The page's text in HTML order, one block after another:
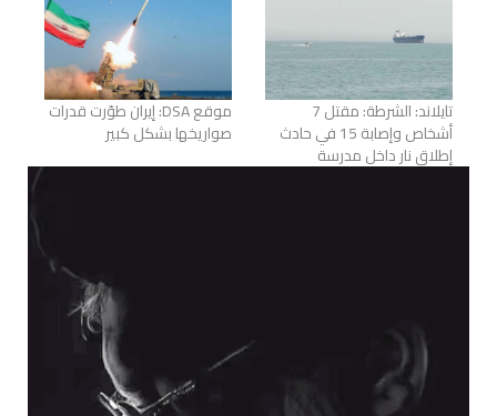
تايلاند: الشرطة: مقتل 7
أشخاص وإصابة 15 في حادث
إطلاق نار داخل مدرسة
موقع DSA: إيران طوّرت قدرات
صواريخها بشكل كبير